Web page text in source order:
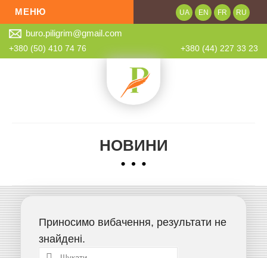
UA EN FR RU
+380 (50) 410 74 76 +380 (44) 227 33 23
buro.piligrim@gmail.com
МЕНЮ
Про нас
Новини
Контакти
НОВИНИ
Приносимо вибачення, результати не
знайдені.
Шукати: